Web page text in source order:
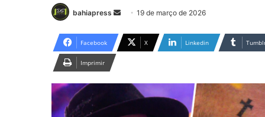
bahiapress
n
u
19 de março de 2026
Facebook X Linkedin
Imprimir